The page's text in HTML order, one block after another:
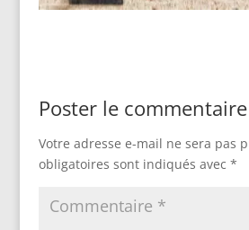
Poster le commentaire
Votre adresse e-mail ne sera pas
obligatoires sont indiqués avec *